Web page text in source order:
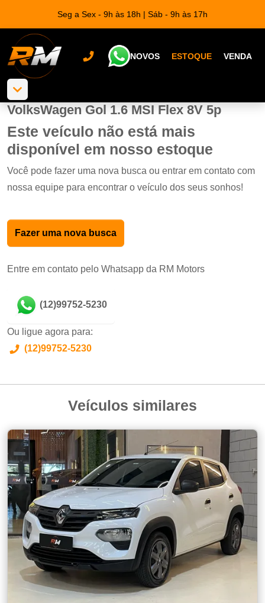
Seg a Sex - 9h às 18h | Sáb - 9h às 17h
NOVOS ESTOQUE VENDA
VolksWagen Gol 1.6 MSI Flex 8V 5p
Este veículo não está mais
disponível em nosso estoque
Você pode fazer uma nova busca ou entrar em contato com
nossa equipe para encontrar o veículo dos seus sonhos!
Fazer uma nova busca
Entre em contato pelo Whatsapp da RM Motors
(12)99752-5230
Ou ligue agora para:
(12)99752-5230
Veículos similares